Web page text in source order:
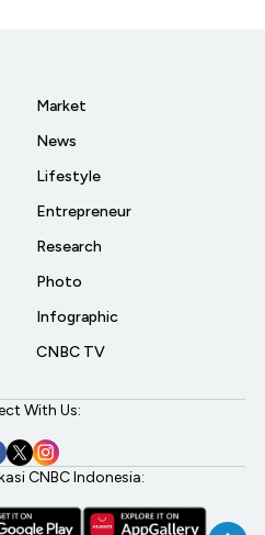
Market
News
Lifestyle
Entrepreneur
Research
Photo
Infographic
CNBC TV
With Us:
CNBC Indonesia: